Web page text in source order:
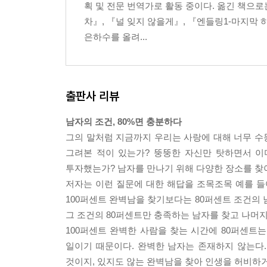
눈에 띄는 개성이 있는가? 보이는 것이 전부는 아
남자들의 관심을 끄는 긍정적인 자기 모습 5가지
기억에 남느냐 남지 못하느냐, 그것이 문제이다
남자의 속마음을 쏙쏙 파헤친 남자의 진실 혹은 거
좀처럼 파악 안 되는 남자의 유별난 행동 양식
짐승 같은 남자의 천성, 이해하고 받아들여라
6장 최고의 애인을 만드는 6단계 전략
남자 만들기 1단계 _적당한 때와 장소 찾기
남자 만들기 2단계 _남녀친구 활용하기
남자 만들기 3단계 _대화로 접근하기
남자 만들기 4단계 _호감 주는 연기하기
남자 만들기 5단계 _애 타게 만들기
남자 만들기 6단계 _신비감 유지하기
획 및 전문 번역가로 활동 중이다. 옮긴 책으
차』, 『널 잊지 않을게』, 『엔들링1-마지막
은하수를 올려...
출판사 리뷰
남자의 조건, 80%면 충분하다
그의 말처럼 지금까지 우리는 사랑에 대해 너무
그려본 적이 있는가? 뚱뚱한 자신만 탓하면서
투자했는가? 남자를 만나기 위해 다양한 장소를
저자는 이런 질문에 대한 해답을 조목조목 예를
100퍼센트 완벽남을 찾기보다는 80퍼센트 조건
그 조건의 80퍼센트만 충족하는 남자를 찾고 나머
100퍼센트 완벽한 사람을 찾는 시간에 80퍼센트
일이기 때문이다. 완벽한 남자는 존재하지 않는
것이지, 있지도 않는 완벽남을 찾아 인생을 허비